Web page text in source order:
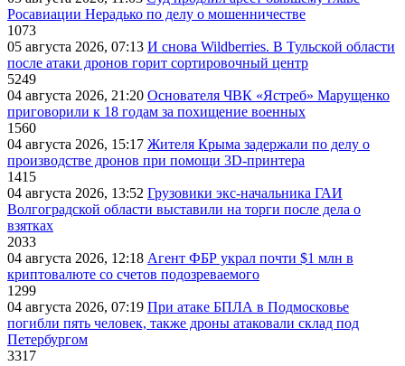
Росавиации Нерадько по делу о мошенничестве
1073
05 августа 2026, 07:13 И снова Wildberries. В Тульской области
после атаки дронов горит сортировочный центр
5249
04 августа 2026, 21:20 Основателя ЧВК «Ястреб» Марущенко
приговорили к 18 годам за похищение военных
1560
04 августа 2026, 15:17 Жителя Крыма задержали по делу о
производстве дронов при помощи 3D‑принтера
1415
04 августа 2026, 13:52 Грузовики экс-начальника ГАИ
Волгоградской области выставили на торги после дела о
взятках
2033
04 августа 2026, 12:18 Агент ФБР украл почти $1 млн в
криптовалюте со счетов подозреваемого
1299
04 августа 2026, 07:19 При атаке БПЛА в Подмосковье
погибли пять человек, также дроны атаковали склад под
Петербургом
3317